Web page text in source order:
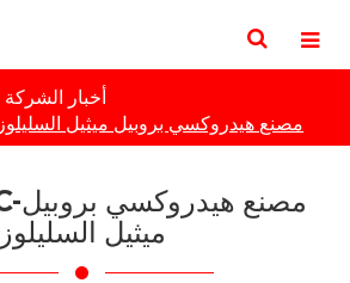
أخبار الشركة
مصنع HPMC-مصنع هيدروكسي بروبيل ميثيل السليلوز
ميثيل السليلوز